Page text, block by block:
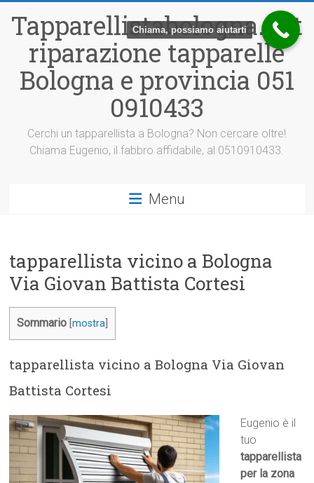
contenuto
Tapparellistabologna.net
riparazione tapparelle
Bologna e provincia 051
0910433
Cerchi un tapparellista a Bologna? Non cercare oltre!
Chiama Eugenio, il fabbro affidabile, al 0510910433.
Menu
tapparellista vicino a Bologna
Via Giovan Battista Cortesi
Sommario [mostra
tapparellista vicino a Bologna Via Giovan
Battista Cortesi
Eugenio è il
tuo
tapparellista
per la zona
Chiama, possiamo aiutarti